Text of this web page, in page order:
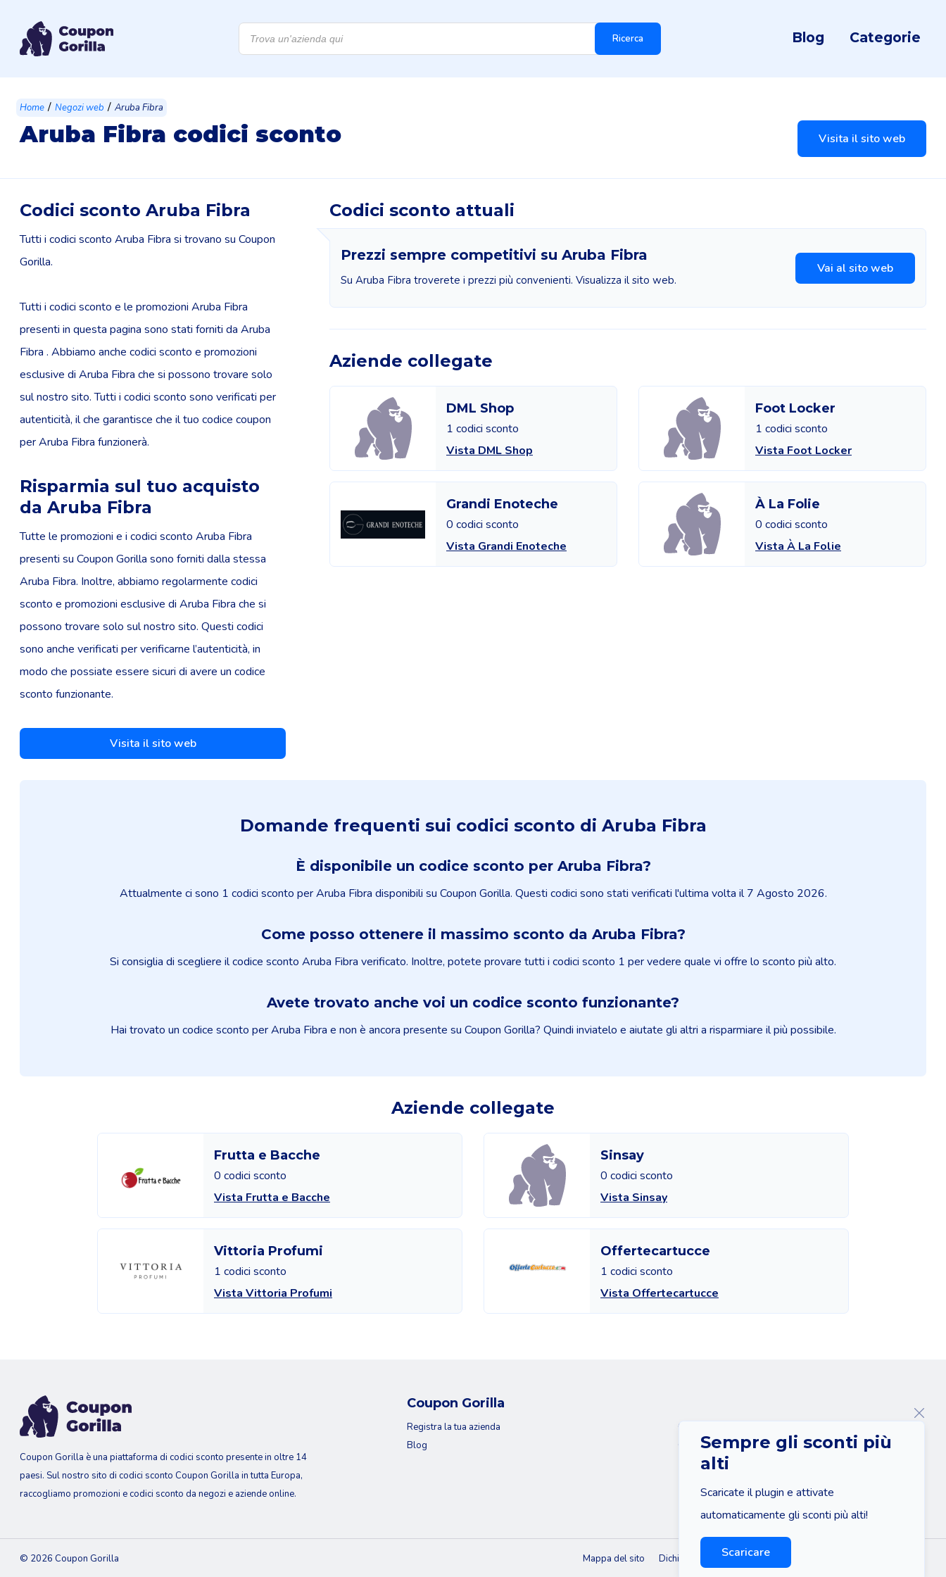
Products
search Ricerca Blog Categorie
Home / Negozi web / Aruba Fibra
Aruba Fibra codici sconto Visita il sito web
Codici sconto Aruba Fibra
Tutti i codici sconto Aruba Fibra si trovano su Coupon
Gorilla.
Tutti i codici sconto e le promozioni Aruba Fibra
presenti in questa pagina sono stati forniti da Aruba
Fibra . Abbiamo anche codici sconto e promozioni
esclusive di Aruba Fibra che si possono trovare solo
sul nostro sito. Tutti i codici sconto sono verificati per
autenticità, il che garantisce che il tuo codice coupon
per Aruba Fibra funzionerà.
Risparmia sul tuo acquisto
da Aruba Fibra
Tutte le promozioni e i codici sconto Aruba Fibra
presenti su Coupon Gorilla sono forniti dalla stessa
Aruba Fibra. Inoltre, abbiamo regolarmente codici
sconto e promozioni esclusive di Aruba Fibra che si
possono trovare solo sul nostro sito. Questi codici
sono anche verificati per verificarne l’autenticità, in
modo che possiate essere sicuri di avere un codice
sconto funzionante.
Visita il sito web
Codici sconto attuali
Prezzi sempre competitivi su Aruba Fibra
Su Aruba Fibra troverete i prezzi più convenienti. Visualizza il sito web.
Vai al sito web
Aziende collegate
DML Shop
1 codici sconto
Vista DML Shop
Foot Locker
1 codici sconto
Vista Foot Locker
Grandi Enoteche
0 codici sconto
Vista Grandi Enoteche
À La Folie
0 codici sconto
Vista À La Folie
Domande frequenti sui codici sconto di Aruba Fibra
È disponibile un codice sconto per Aruba Fibra?
Attualmente ci sono 1 codici sconto per Aruba Fibra disponibili su Coupon Gorilla. Questi codici sono stati verificati l'ultima volta il 7 Agosto 2026.
Come posso ottenere il massimo sconto da Aruba Fibra?
Si consiglia di scegliere il codice sconto Aruba Fibra verificato. Inoltre, potete provare tutti i codici sconto 1 per vedere quale vi offre lo sconto più alto.
Avete trovato anche voi un codice sconto funzionante?
Hai trovato un codice sconto per Aruba Fibra e non è ancora presente su Coupon Gorilla? Quindi inviatelo e aiutate gli altri a risparmiare il più possibile.
Aziende collegate
Frutta e Bacche
0 codici sconto
Vista Frutta e Bacche
Sinsay
0 codici sconto
Vista Sinsay
Vittoria Profumi
1 codici sconto
Vista Vittoria Profumi
Offertecartucce
1 codici sconto
Vista Offertecartucce
Sempre gli sconti più
alti
Scaricate il plugin e attivate
automaticamente gli sconti più alti!
Scaricare
Coupon Gorilla è una piattaforma di codici sconto presente in oltre 14
paesi. Sul nostro sito di codici sconto Coupon Gorilla in tutta Europa,
raccogliamo promozioni e codici sconto da negozi e aziende online.
Coupon Gorilla
Registra la tua azienda
Blog
Chi siamo
Contatto
© 2026 Coupon Gorilla Mappa del sito Dichiarazione di non responsabilità